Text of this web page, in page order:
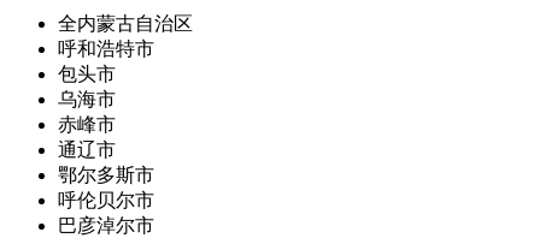
全内蒙古自治区
呼和浩特市
包头市
乌海市
赤峰市
通辽市
鄂尔多斯市
呼伦贝尔市
巴彦淖尔市